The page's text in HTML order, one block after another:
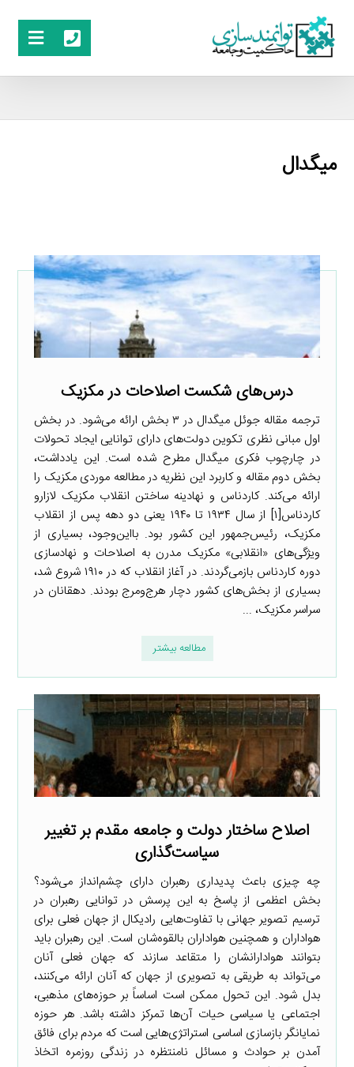
میگدال
درس‌های شکست اصلاحات در مکزیک
ترجمه مقاله جوئل میگدال در ۳ بخش ارائه می‌شود. در بخش
اول مبانی نظری تکوین دولت‌های دارای توانایی ایجاد تحولات
در چارچوب فکری میگدال مطرح شده است. این یادداشت،
بخش دوم مقاله و کاربرد این نظریه در مطالعه موردی مکزیک را
ارائه می‌کند. کاردناس و نهادینه ساختن انقلاب مکزیک لازارو
کاردناس[۱] از سال ۱۹۳۴ تا ۱۹۴۰ یعنی دو دهه پس از انقلاب
مکزیک، رئیس‌جمهور این کشور بود. بااین‌وجود، بسیاری از
ویژگی‌های «انقلابی» مکزیک مدرن به اصلاحات و نهادسازی
دوره کاردناس بازمی‌گردند. در آغاز انقلاب که در ۱۹۱۰ شروع شد،
بسیاری از بخش‌های کشور دچار هرج‌ومرج بودند. دهقانان در
سراسر مکزیک، ...
مطالعه بیشتر
اصلاح ساختار دولت و جامعه مقدم بر تغییر
سیاست‌گذاری
چه چیزی باعث پدیداری رهبران دارای چشم‌انداز می‌شود؟
بخش اعظمی از پاسخ به این پرسش در توانایی رهبران در
ترسیم تصویر جهانی با تفاوت‌هایی رادیکال از جهان فعلی برای
هواداران و همچنین هواداران بالقوه‌شان است. این رهبران باید
بتوانند هوادارانشان را متقاعد سازند که جهان فعلی آنان
می‌تواند به طریقی به تصویری از جهان که آنان ارائه می‌کنند،
بدل شود. این تحول ممکن است اساساً بر حوزه‌های مذهبی،
اجتماعی یا سیاسی حیات آن‌ها تمرکز داشته باشد. هر حوزه
نمایانگر بازسازی اساسی استراتژی‌هایی است که مردم برای فائق
آمدن بر حوادث و مسائل نامنتظره در زندگی روزمره اتخاذ